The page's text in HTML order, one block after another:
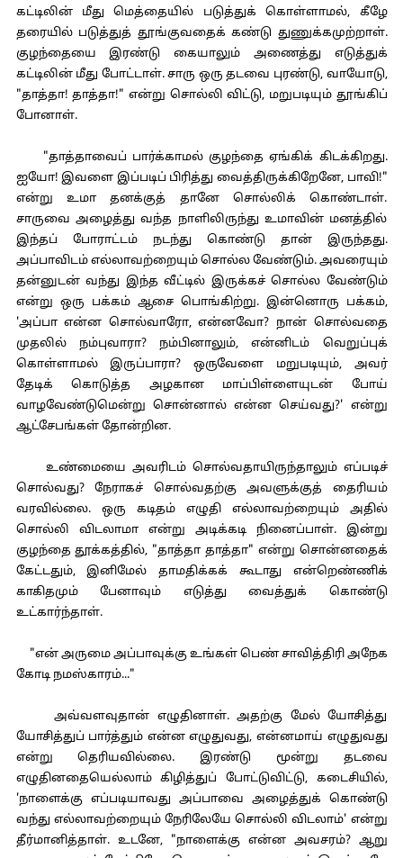
கட்டிலின் மீது மெத்தையில் படுத்துக் கொள்ளாமல், கீழே
தரையில் படுத்துத் தூங்குவதைக் கண்டு துணுக்கமுற்றாள்.
குழந்தையை இரண்டு கையாலும் அணைத்து எடுத்துக்
கட்டிலின் மீது போட்டாள். சாரு ஒரு தடவை புரண்டு, வாயோடு,
"தாத்தா! தாத்தா!" என்று சொல்லி விட்டு, மறுபடியும் தூங்கிப்
போனாள்.
"தாத்தாவைப் பார்க்காமல் குழந்தை ஏங்கிக் கிடக்கிறது.
ஐயோ! இவளை இப்படிப் பிரித்து வைத்திருக்கிறேனே, பாவி!"
என்று உமா தனக்குத் தானே சொல்லிக் கொண்டாள்.
சாருவை அழைத்து வந்த நாளிலிருந்து உமாவின் மனத்தில்
இந்தப் போராட்டம் நடந்து கொண்டு தான் இருந்தது.
அப்பாவிடம் எல்லாவற்றையும் சொல்ல வேண்டும். அவரையும்
தன்னுடன் வந்து இந்த வீட்டில் இருக்கச் சொல்ல வேண்டும்
என்று ஒரு பக்கம் ஆசை பொங்கிற்று. இன்னொரு பக்கம்,
'அப்பா என்ன சொல்வாரோ, என்னவோ? நான் சொல்வதை
முதலில் நம்புவாரா? நம்பினாலும், என்னிடம் வெறுப்புக்
கொள்ளாமல் இருப்பாரா? ஒருவேளை மறுபடியும், அவர்
தேடிக் கொடுத்த அழகான மாப்பிள்ளையுடன் போய்
வாழவேண்டுமென்று சொன்னால் என்ன செய்வது?' என்று
ஆட்சேபங்கள் தோன்றின.
உண்மையை அவரிடம் சொல்வதாயிருந்தாலும் எப்படிச்
சொல்வது? நேராகச் சொல்வதற்கு அவளுக்குத் தைரியம்
வரவில்லை. ஒரு கடிதம் எழுதி எல்லாவற்றையும் அதில்
சொல்லி விடலாமா என்று அடிக்கடி நினைப்பாள். இன்று
குழந்தை தூக்கத்தில், "தாத்தா தாத்தா" என்று சொன்னதைக்
கேட்டதும், இனிமேல் தாமதிக்கக் கூடாது என்றெண்ணிக்
காகிதமும் பேனாவும் எடுத்து வைத்துக் கொண்டு
உட்கார்ந்தாள்.
"என் அருமை அப்பாவுக்கு உங்கள் பெண் சாவித்திரி அநேக
கோடி நமஸ்காரம்..."
அவ்வளவுதான் எழுதினாள். அதற்கு மேல் யோசித்து
யோசித்துப் பார்த்தும் என்ன எழுதுவது, என்னமாய் எழுதுவது
என்று தெரியவில்லை. இரண்டு மூன்று தடவை
எழுதினதையெல்லாம் கிழித்துப் போட்டுவிட்டு, கடைசியில்,
'நாளைக்கு எப்படியாவது அப்பாவை அழைத்துக் கொண்டு
வந்து எல்லாவற்றையும் நேரிலேயே சொல்லி விடலாம்' என்று
தீர்மானித்தாள். உடனே, "நாளைக்கு என்ன அவசரம்? ஆறு